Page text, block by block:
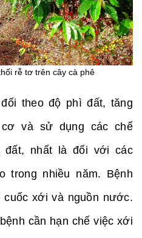
rễ tơ trên cây cà phê
theo độ phì đất, tăng
và sử dụng các chế
đất, nhất là đối với các
trong nhiều năm. Bệnh
xới và nguồn nước.
cần hạn chế việc xới